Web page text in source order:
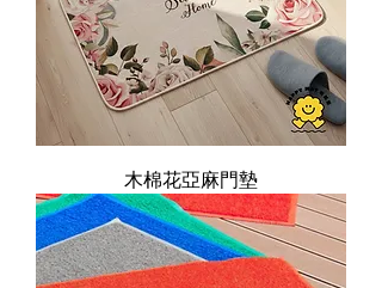
木棉花亞麻門墊